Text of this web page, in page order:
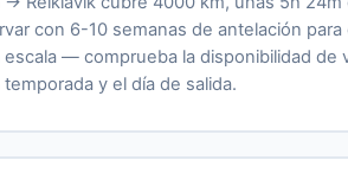
con 6-10 semanas de antelación
escala — comprueba la disponibilidad
y el día de salida.